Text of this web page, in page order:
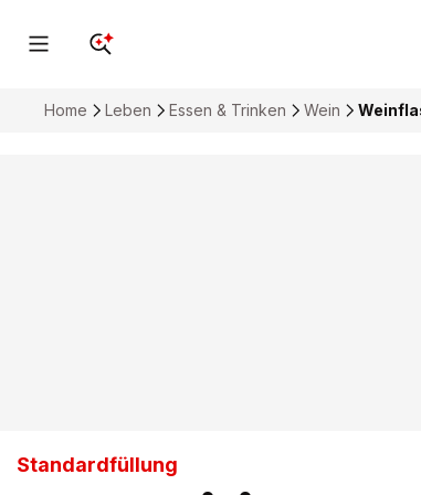
Home Leben Essen & Trinken Wein
Standardfüllung